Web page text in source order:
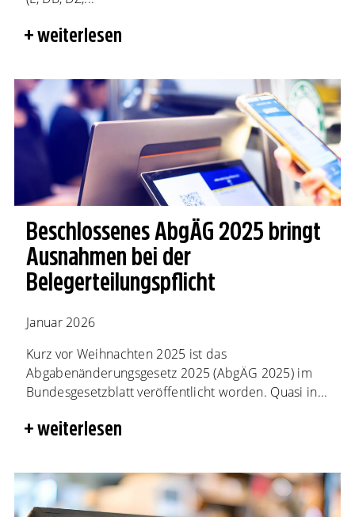
weiterlesen
Beschlossenes AbgÄG 2025 bringt
Ausnahmen bei der
Belegerteilungspflicht
Januar 2026
Kurz vor Weihnachten 2025 ist das
Abgabenänderungsgesetz 2025 (AbgÄG 2025) im
Bundesgesetzblatt veröffentlicht worden. Quasi in...
weiterlesen